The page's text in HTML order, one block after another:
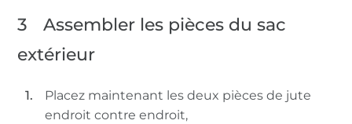
3
Assembler les pièces du sac
extérieur
Placez maintenant les deux pièces de jute
endroit contre endroit,